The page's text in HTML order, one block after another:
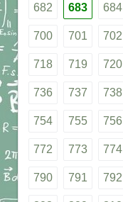
682 683 684
700 701 702
718 719 720
736 737 738
754 755 756
772 773 774
790 791 792